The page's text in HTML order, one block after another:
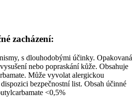
zacházení:
s dlouhodobými účinky. Opakovaná
nebo popraskání kůže. Obsahuje
Může vyvolat alergickou
bezpečnostní list. Obsah účinné
<0,5%